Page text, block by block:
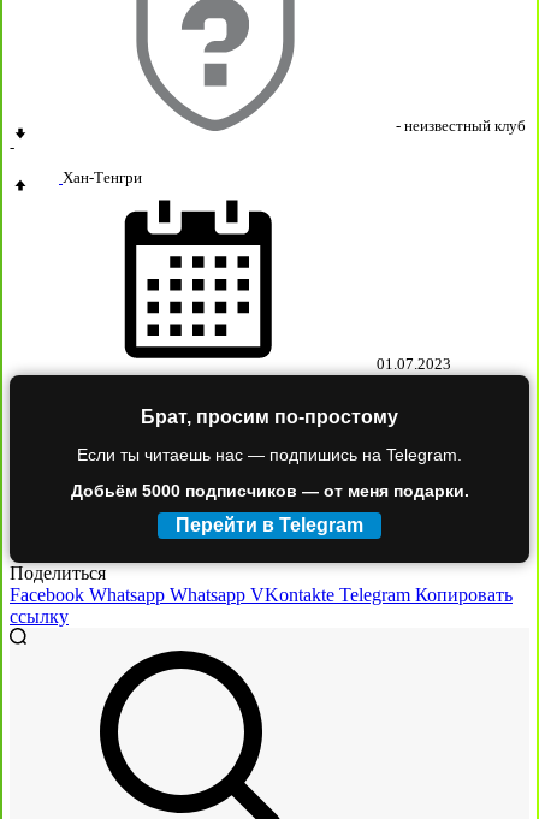
- неизвестный клуб
-
Хан-Тенгри
01.07.2023
Брат, просим по-простому
Если ты читаешь нас — подпишись на Telegram.
Добьём 5000 подписчиков — от меня подарки.
Перейти в Telegram
Поделиться
Facebook Whatsapp Whatsapp VKontakte Telegram Копировать
ссылку